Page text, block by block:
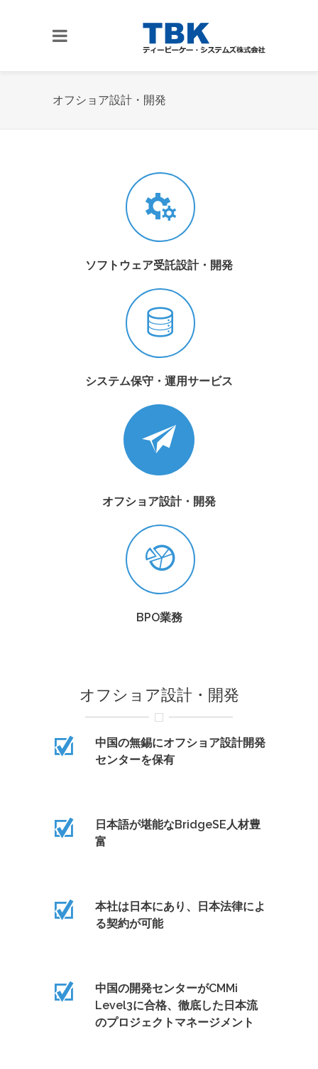
オフショア設計・開発
ソフトウェア受託設計・開発
システム保守・運用サービス
オフショア設計・開発
BPO業務
オフショア設計・開発
中国の無錫にオフショア設計開発
センターを保有
日本語が堪能なBridgeSE人材豊
富
本社は日本にあり、日本法律によ
る契約が可能
中国の開発センターがCMMi
Level3に合格、徹底した日本流
のプロジェクトマネージメント